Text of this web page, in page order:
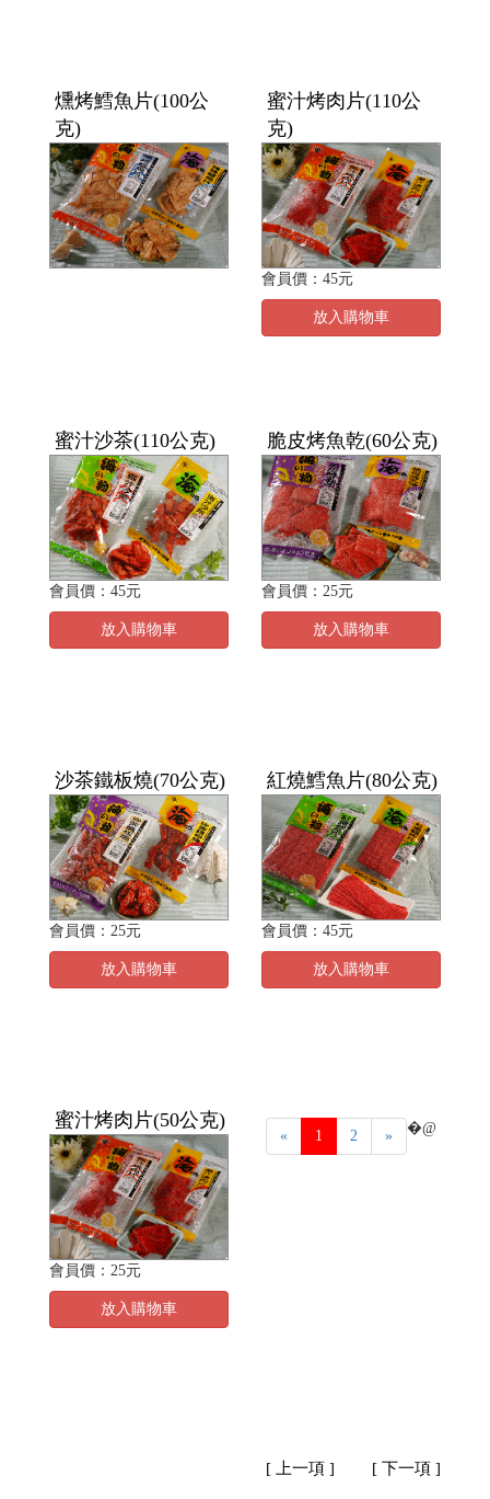
燻烤鱈魚片(100公
克)
蜜汁烤肉片(110公
克)
會員價：45元
放入購物車
蜜汁沙茶(110公克)
會員價：45元
放入購物車
脆皮烤魚乾(60公克)
會員價：25元
放入購物車
沙茶鐵板燒(70公克)
會員價：25元
放入購物車
紅燒鱈魚片(80公克)
會員價：45元
放入購物車
蜜汁烤肉片(50公克)
會員價：25元
放入購物車
« 1 2 » �@
[ 上一項 ] [ 下一項 ]